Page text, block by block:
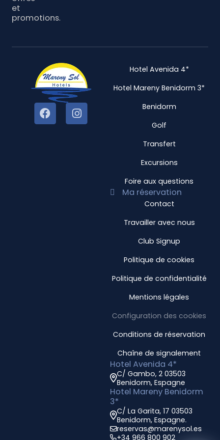
et
promotions.
Hotel Avenida 4*
Hotel Mareny Benidorm 3*
Benidorm
Golf
Transfert
Excursions
Foire aux questions
Ma réservation
Contact
Travailler avec nous
Club Signup
Politique de cookies
Politique de confidentialité
Mentions légales
Configuration des cookies
Conditions de réservation
Chaîne de signalement
Hotel Avenida 4*
C/ Gambo, 2 03503
Benidorm, Espagne
Hotel Mareny Benidorm
3*
C/ La Garita, 17 03503
Benidorm, Espagne.
reservas@marenysol.es
+34 966 800 902